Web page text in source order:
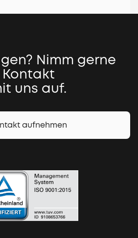
Nimm gerne
Kontakt
uns auf.
aufnehmen